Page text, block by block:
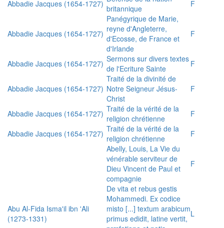
Abbadie Jacques (1654-1727) britannique
F
Abbadie Jacques (1654-1727)
Panégyrique de Marie,
reyne d'Angleterre,
d'Ecosse, de France et
d'Irlande
F
Abbadie Jacques (1654-1727) Sermons sur divers textes
de l'Ecriture Sainte
F
Abbadie Jacques (1654-1727)
Traité de la divinité de
Notre Seigneur Jésus-
Christ
F
Abbadie Jacques (1654-1727) Traité de la vérité de la
religion chrétienne
F
Abbadie Jacques (1654-1727) Traité de la vérité de la
religion chrétienne
F
Abelly, Louis, La Vie du
vénérable serviteur de
Dieu Vincent de Paul et
compagnie
F
Abu Al-Fida Isma'il ibn 'Ali
(1273-1331)
De vita et rebus gestis
Mohammedi. Ex codice
misto [...] textum arabicum
primus edidit, latine vertit, L